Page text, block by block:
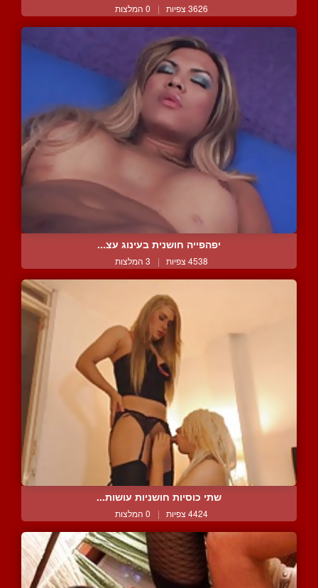
3626 צפיות | 0 המלצות
יפהפייה חושנית בעינוג עצ...
4538 צפיות | 3 המלצות
שתי כוסיות חושניות עושות...
4424 צפיות | 0 המלצות